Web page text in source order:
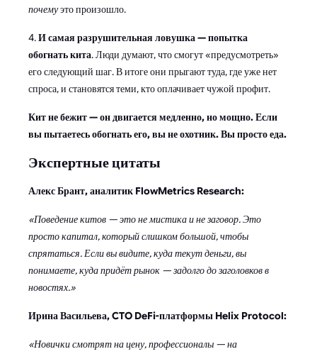
почемуэто произошло.
4.И самая разрушительная ловушка — попытка
обогнать кита. Люди думают, что смогут «предусмотреть»
его следующий шаг. В итоге они прыгают туда, где уже нет
спроса, и становятся теми, кто оплачивает чужой профит.
Кит не бежит — он двигается медленно, но мощно. Если
вы пытаетесь обогнать его, вы не охотник. Вы просто еда.
Экспертные цитаты
Алекс Брант, аналитик FlowMetrics Research:
«Поведение китов — это не мистика и не заговор. Это
просто капитал, который слишком большой, чтобы
спрятаться. Если вы видите, куда текут деньги, вы
понимаете, куда придёт рынок — задолго до заголовков в
новостях.»
Ирина Васильева, CTO DeFi-платформы Helix Protocol:
«Новички смотрят на цену, профессионалы — на